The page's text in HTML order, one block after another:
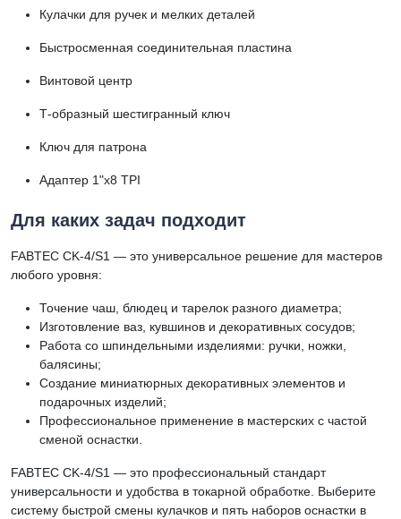
Кулачки для ручек и мелких деталей
Быстросменная соединительная пластина
Винтовой центр
Т-образный шестигранный ключ
Ключ для патрона
Адаптер 1"х8 TPI
Для каких задач подходит
FABTEC CK-4/S1 — это универсальное решение для мастеров
любого уровня:
Точение чаш, блюдец и тарелок разного диаметра;
Изготовление ваз, кувшинов и декоративных сосудов;
Работа со шпиндельными изделиями: ручки, ножки,
балясины;
Создание миниатюрных декоративных элементов и
подарочных изделий;
Профессиональное применение в мастерских с частой
сменой оснастки.
FABTEC CK-4/S1 — это профессиональный стандарт
универсальности и удобства в токарной обработке. Выберите
систему быстрой смены кулачков и пять наборов оснастки в